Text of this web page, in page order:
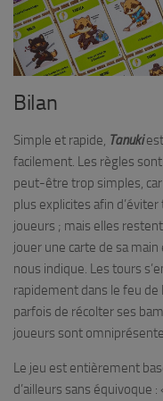
Bilan
Simple et rapide, Tanuki
facilement. Les règles
peut-être trop simples,
plus explicites afin
joueurs ; mais elles
jouer une carte de sa
nous indique. Les tours
rapidement dans le feu de
parfois de récolter ses
joueurs sont
Le jeu est entièrement
d’ailleurs sans équivoque :